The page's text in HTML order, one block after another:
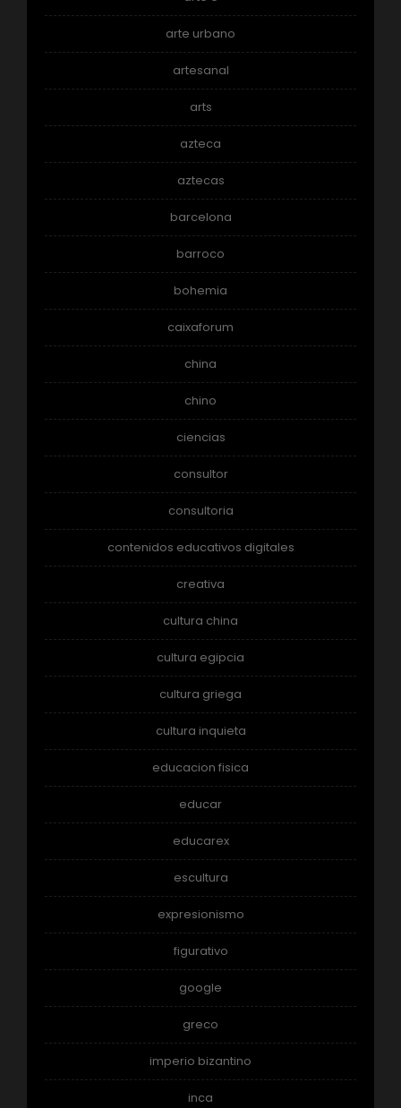
arte urbano
artesanal
arts
azteca
aztecas
barcelona
barroco
bohemia
caixaforum
china
chino
ciencias
consultor
consultoria
contenidos educativos digitales
creativa
cultura china
cultura egipcia
cultura griega
cultura inquieta
educacion fisica
educar
educarex
escultura
expresionismo
figurativo
google
greco
imperio bizantino
inca